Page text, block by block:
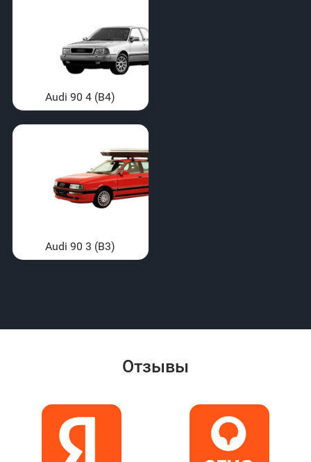
Audi 90 4 (B4)
Audi 90 3 (B3)
Отзывы